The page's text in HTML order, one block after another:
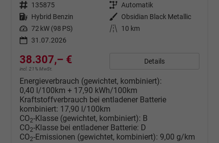
Fahrzeugnr. 135875 Getriebe Automatik
Kraftstoff Hybrid Benzin Außenfarbe Obsidian Black Metallic
Leistung 72 kW (98 PS) Kilometerstand
10 km
31.07.2026
38.307,– €
incl. 21% MwSt.
Details
Energieverbrauch (gewichtet, kombiniert):
0,40 l/100km + 17,90 kWh/100km
Kraftstoffverbrauch bei entladener Batterie
kombiniert: 17,90 l/100km
CO2-Klasse (gewichtet, kombiniert): B
CO2-Klasse bei entladener Batterie: D
CO2-Emissionen (gewichtet, kombiniert): 9,00 g/km